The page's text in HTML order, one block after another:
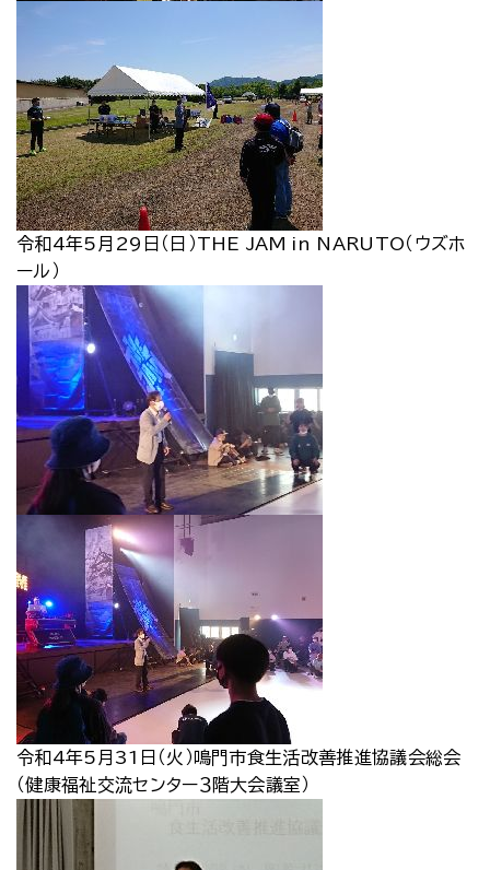
令和4年5月29日（日）THE JAM in NARUTO（ウズホ
ール）
令和4年5月31日（火）鳴門市食生活改善推進協議会総会
（健康福祉交流センター３階大会議室）